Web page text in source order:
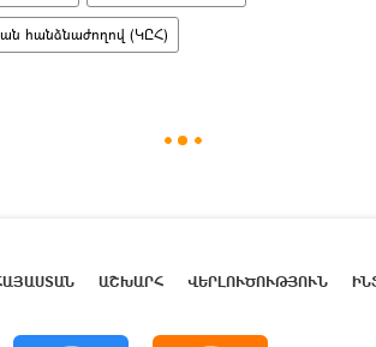
հանձնաժողով (ԿԸՀ)
ԱՇԽԱՐՀ ՎԵՐԼՈՒԾՈՒԹՅՈՒՆ